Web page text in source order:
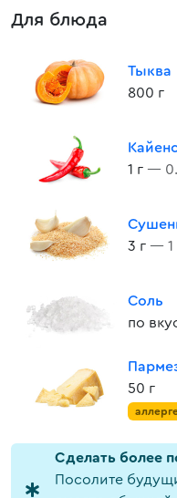
Для блюда
Тыква
800 г
1 г —
3 г — 1
Соль
по
50 г
Cделать более
Посолите